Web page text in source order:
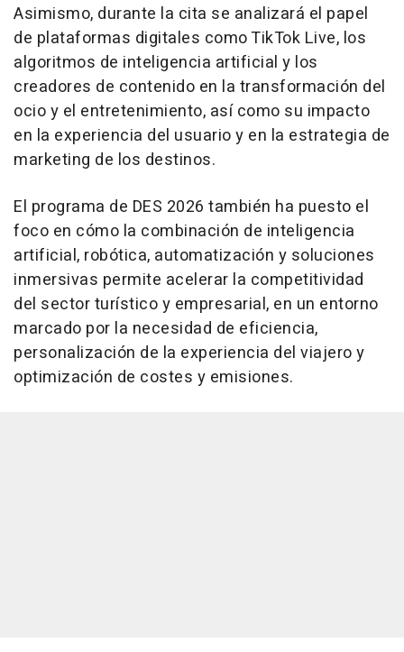
Asimismo, durante la cita se analizará el papel
de plataformas digitales como TikTok Live, los
algoritmos de inteligencia artificial y los
creadores de contenido en la transformación del
ocio y el entretenimiento, así como su impacto
en la experiencia del usuario y en la estrategia de
marketing de los destinos.
El programa de DES 2026 también ha puesto el
foco en cómo la combinación de inteligencia
artificial, robótica, automatización y soluciones
inmersivas permite acelerar la competitividad
del sector turístico y empresarial, en un entorno
marcado por la necesidad de eficiencia,
personalización de la experiencia del viajero y
optimización de costes y emisiones.